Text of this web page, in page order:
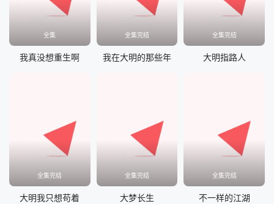
全集
我真没想重生啊
全集完结
我在大明的那些年
全集完结
大明指路人
全集完结
大明我只想苟着
全集完结
大梦长生
全集完结
不一样的江湖